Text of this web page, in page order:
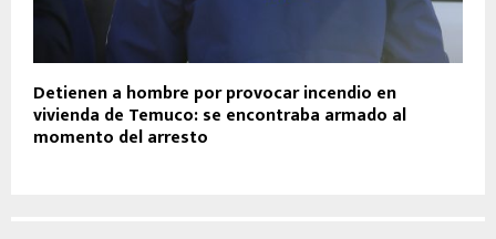
Detienen a hombre por provocar incendio en
vivienda de Temuco: se encontraba armado al
momento del arresto